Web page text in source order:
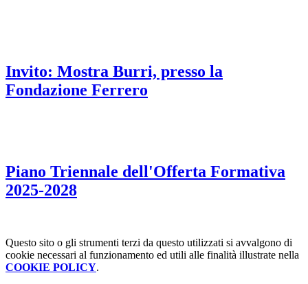
Invito: Mostra Burri, presso la
Fondazione Ferrero
Piano Triennale dell'Offerta Formativa
2025-2028
Questo sito o gli strumenti terzi da questo utilizzati si avvalgono di
cookie necessari al funzionamento ed utili alle finalità illustrate nella
COOKIE POLICY.